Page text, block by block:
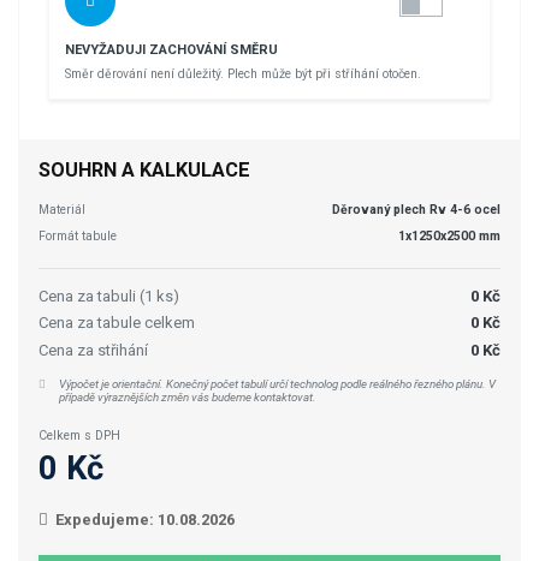
NEVYŽADUJI ZACHOVÁNÍ SMĚRU
Směr děrování není důležitý. Plech může být při stříhání otočen.
SOUHRN A KALKULACE
Materiál
Děrovaný plech Rv 4-6 ocel
Formát tabule
1x1250x2500 mm
Cena za tabuli (1 ks)
0 Kč
Cena za tabule celkem
0 Kč
Cena za střihání
0 Kč
Výpočet je orientační. Konečný počet tabulí určí technolog podle reálného řezného plánu. V
případě výraznějších změn vás budeme kontaktovat.
Celkem s DPH
0 Kč
Expedujeme: 10.08.2026